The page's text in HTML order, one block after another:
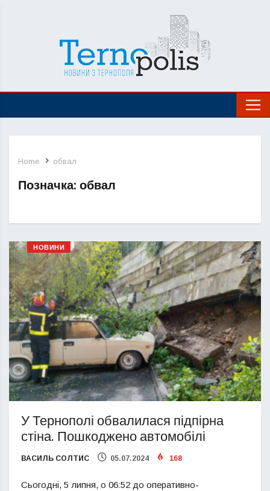
Home обвал
Позначка: обвал
НОВИНИ
У Тернополі обвалилася підпірна
стіна. Пошкоджено автомобілі
ВАСИЛЬ СОЛТИС 05.07.2024 168
Сьогодні, 5 липня, о 06:52 до оперативно-